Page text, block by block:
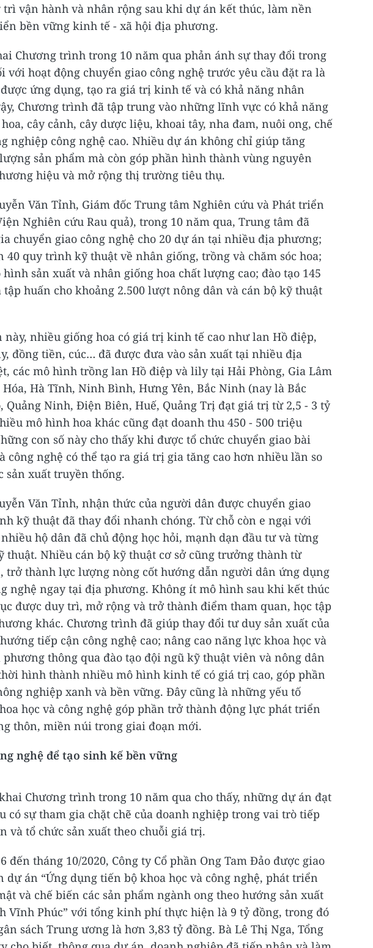
trì vận hành và nhân rộng sau khi dự án kết thúc, làm nền
bền vững kinh tế - xã hội địa phương.
Chương trình trong 10 năm qua phản ánh sự thay đổi trong
với hoạt động chuyển giao công nghệ trước yêu cầu đặt ra là
ứng dụng, tạo ra giá trị kinh tế và có khả năng nhân
Chương trình đã tập trung vào những lĩnh vực có khả năng
cây cảnh, cây dược liệu, khoai tây, nha đam, nuôi ong, chế
nghiệp công nghệ cao. Nhiều dự án không chỉ giúp tăng
sản phẩm mà còn góp phần hình thành vùng nguyên
hiệu và mở rộng thị trường tiêu thụ.
Văn Tỉnh, Giám đốc Trung tâm Nghiên cứu và Phát triển
Nghiên cứu Rau quả), trong 10 năm qua, Trung tâm đã
chuyển giao công nghệ cho 20 dự án tại nhiều địa phương;
40 quy trình kỹ thuật về nhân giống, trồng và chăm sóc hoa;
sản xuất và nhân giống hoa chất lượng cao; đào tạo 145
huấn cho khoảng 2.500 lượt nông dân và cán bộ kỹ thuật
nhiều giống hoa có giá trị kinh tế cao như lan Hồ điệp,
đồng tiền, cúc… đã được đưa vào sản xuất tại nhiều địa
các mô hình trồng lan Hồ điệp và lily tại Hải Phòng, Gia Lâm
Hà Tĩnh, Ninh Bình, Hưng Yên, Bắc Ninh (nay là Bắc
Quảng Ninh, Điện Biên, Huế, Quảng Trị đạt giá trị từ 2,5 - 3 tỷ
mô hình hoa khác cũng đạt doanh thu 450 - 500 triệu
con số này cho thấy khi được tổ chức chuyển giao bài
công nghệ có thể tạo ra giá trị gia tăng cao hơn nhiều lần so
sản xuất truyền thống.
Văn Tỉnh, nhận thức của người dân được chuyển giao
kỹ thuật đã thay đổi nhanh chóng. Từ chỗ còn e ngại với
hộ dân đã chủ động học hỏi, mạnh dạn đầu tư và từng
thuật. Nhiều cán bộ kỹ thuật cơ sở cũng trưởng thành từ
trở thành lực lượng nòng cốt hướng dẫn người dân ứng dụng
nghệ ngay tại địa phương. Không ít mô hình sau khi kết thúc
được duy trì, mở rộng và trở thành điểm tham quan, học tập
khác. Chương trình đã giúp thay đổi tư duy sản xuất của
tiếp cận công nghệ cao; nâng cao năng lực khoa học và
phương thông qua đào tạo đội ngũ kỹ thuật viên và nông dân
hình thành nhiều mô hình kinh tế có giá trị cao, góp phần
nghiệp xanh và bền vững. Đây cũng là những yếu tố
học và công nghệ góp phần trở thành động lực phát triển
thôn, miền núi trong giai đoạn mới.
nghệ để tạo sinh kế bền vững
Chương trình trong 10 năm qua cho thấy, những dự án đạt
có sự tham gia chặt chẽ của doanh nghiệp trong vai trò tiếp
và tổ chức sản xuất theo chuỗi giá trị.
đến tháng 10/2020, Công ty Cổ phần Ong Tam Đảo được giao
dự án “Ứng dụng tiến bộ khoa học và công nghệ, phát triển
và chế biến các sản phẩm ngành ong theo hướng sản xuất
Vĩnh Phúc” với tổng kinh phí thực hiện là 9 tỷ đồng, trong đó
sách Trung ương là hơn 3,83 tỷ đồng. Bà Lê Thị Nga, Tổng